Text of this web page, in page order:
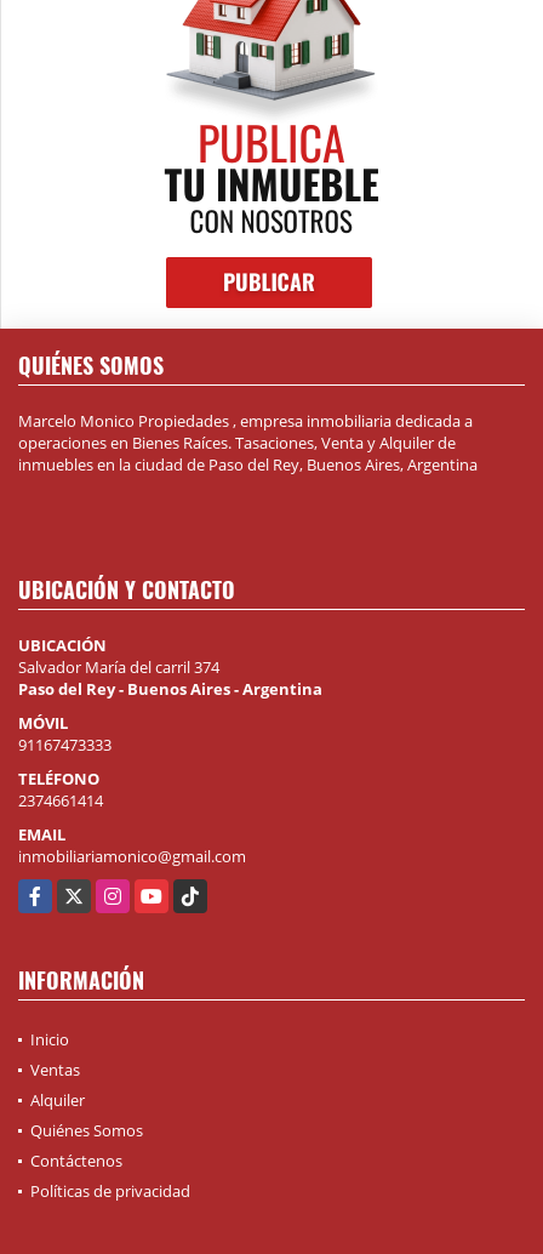
QUIÉNES SOMOS
Marcelo Monico Propiedades , empresa inmobiliaria dedicada a
operaciones en Bienes Raíces. Tasaciones, Venta y Alquiler de
inmuebles en la ciudad de Paso del Rey, Buenos Aires, Argentina
UBICACIÓN Y CONTACTO
UBICACIÓN
Salvador María del carril 374
Paso del Rey - Buenos Aires - Argentina
MÓVIL
91167473333
TELÉFONO
2374661414
EMAIL
inmobiliariamonico@gmail.com
Facebook
X InstagramYouTube
TikTok
INFORMACIÓN
Inicio
Ventas
Alquiler
Quiénes Somos
Contáctenos
Políticas de privacidad